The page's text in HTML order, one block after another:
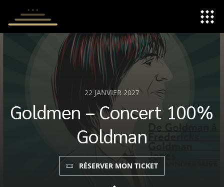
22 JANVIER 2027
Goldmen – Concert 100%
Goldman
RÉSERVER MON TICKET
Panneau de gestion des cookies